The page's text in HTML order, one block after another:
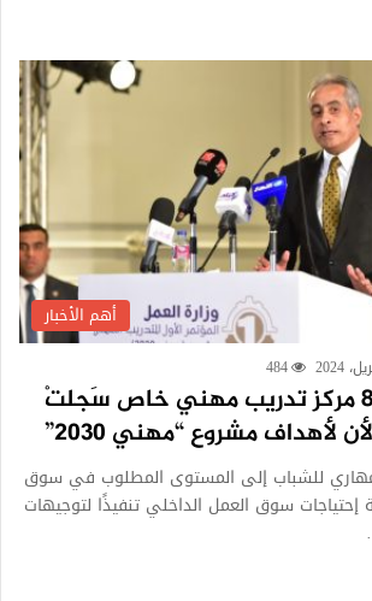
أهم الأخبار
484
وزير العمل : 820 مركز تدريب مهني خاص سَجلتْ
لأهداف مشروع “مهني 2030”
للشباب إلى المستوى المطلوب في سوق
إحتياجات سوق العمل الداخلي تنفيذًا لتوجيهات